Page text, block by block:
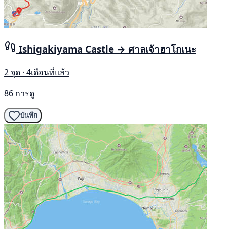
Ishigakiyama Castle → ศาลเจ้าฮาโกเนะ
2 จุด · 4เดือนที่แล้ว
86 การดู
บันทึก